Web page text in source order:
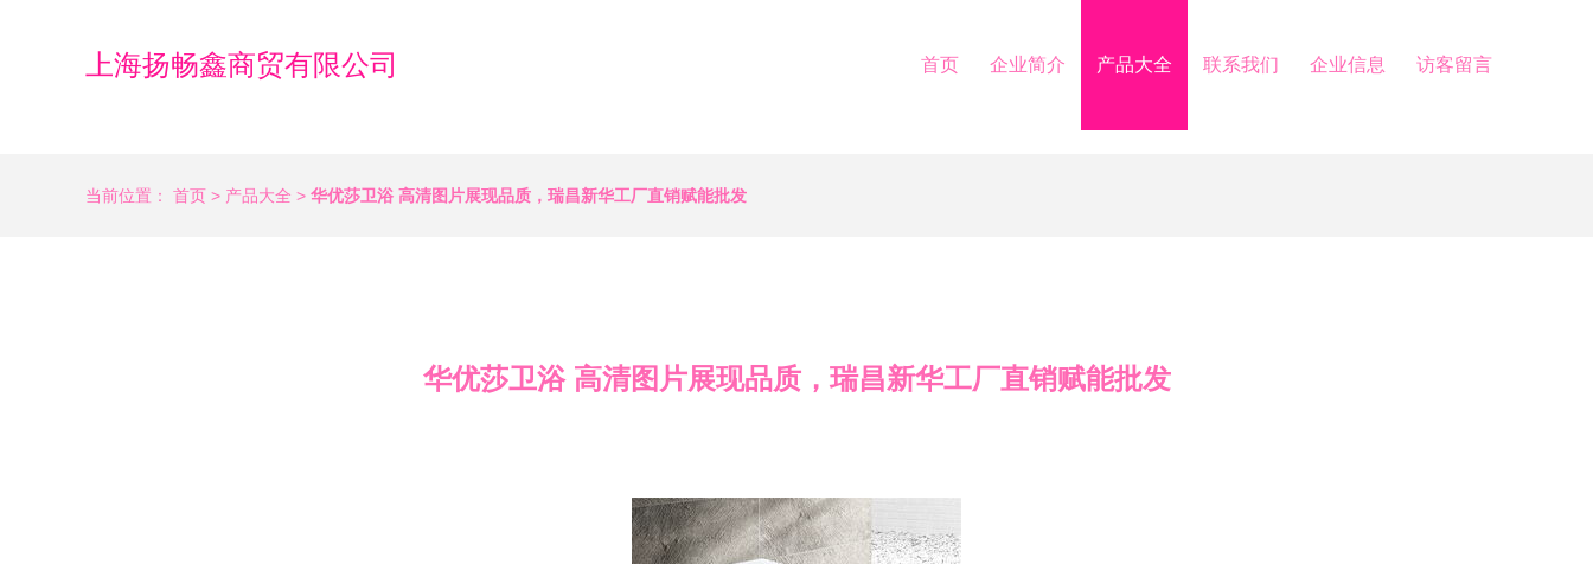
上海扬畅鑫商贸有限公司 首页 企业简介 产品大全 联系我们 企业信息 访客留言
当前位置： 首页 > 产品大全 > 华优莎卫浴 高清图片展现品质，瑞昌新华工厂直销赋能批发
华优莎卫浴 高清图片展现品质，瑞昌新华工厂直销赋能批发